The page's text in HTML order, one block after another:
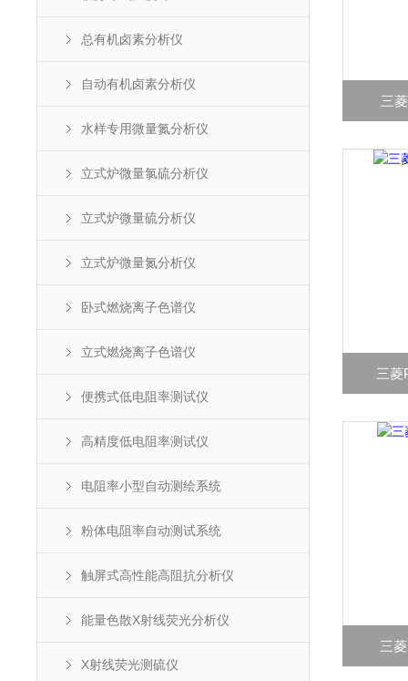
总有机卤素分析仪
自动有机卤素分析仪
水样专用微量氮分析仪
立式炉微量氯硫分析仪
立式炉微量硫分析仪
立式炉微量氮分析仪
卧式燃烧离子色谱仪
立式燃烧离子色谱仪
便携式低电阻率测试仪
高精度低电阻率测试仪
电阻率小型自动测绘系统
粉体电阻率自动测试系统
触屏式高性能高阻抗分析仪
能量色散X射线荧光分析仪
X射线荧光测硫仪‌
三
三菱
三